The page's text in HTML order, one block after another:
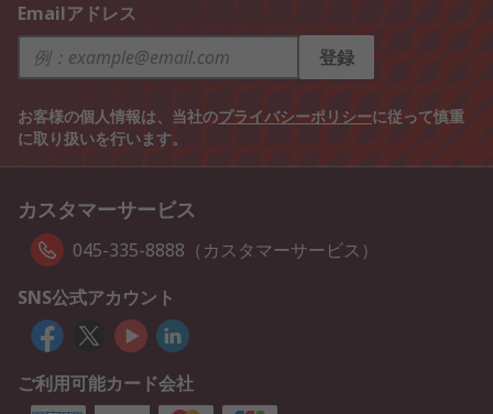
Emailアドレス
登録
お客様の個人情報は、当社のプライバシーポリシーに従って慎重
に取り扱いを行います。
カスタマーサービス
045-335-8888（カスタマーサービス）
SNS公式アカウント
ご利用可能カード会社